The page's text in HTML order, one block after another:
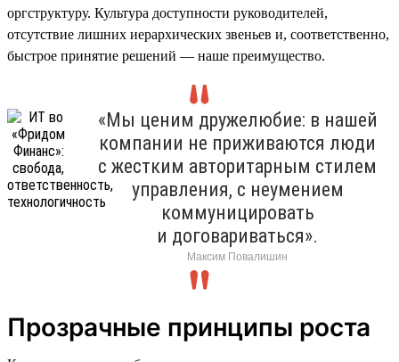
оргструктуру. Культура доступности руководителей,
отсутствие лишних иерархических звеньев и, соответственно,
быстрое принятие решений — наше преимущество.
«Мы ценим дружелюбие: в нашей
компании не приживаются люди
с жестким авторитарным стилем
управления, с неумением
коммуницировать
и договариваться».
Максим Повалишин
Прозрачные принципы роста